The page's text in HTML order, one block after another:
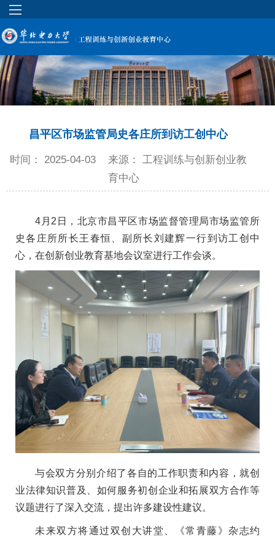
昌平区市场监管局史各庄所到访工创中心
时间： 2025-04-03
来源： 工程训练与创新创业教
育中心
4月2日，北京市昌平区市场监督管理局市场监管所
史各庄所所长王春恒、副所长刘建辉一行到访工创中
心，在创新创业教育基地会议室进行工作会谈。
与会双方分别介绍了各自的工作职责和内容，就创
业法律知识普及、如何服务初创企业和拓展双方合作等
议题进行了深入交流，提出许多建设性建议。
未来双方将通过双创大讲堂、《常青藤》杂志约